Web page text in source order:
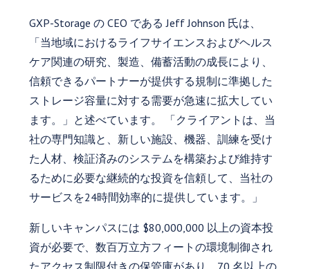
GXP-Storage の CEO である Jeff Johnson 氏は、
「当地域におけるライフサイエンスおよびヘルス
ケア関連の研究、製造、備蓄活動の成長により、
信頼できるパートナーが提供する規制に準拠した
ストレージ容量に対する需要が急速に拡大してい
ます。」と述べています。 「クライアントは、当
社の専門知識と、新しい施設、機器、訓練を受け
た人材、検証済みのシステムを構築および維持す
るために必要な継続的な投資を信頼して、当社の
サービスを24時間効率的に提供しています。」
新しいキャンパスには $80,000,000 以上の資本投
資が必要で、数百万立方フィートの環境制御され
たアクセス制限付きの保管庫があり、70 名以上の